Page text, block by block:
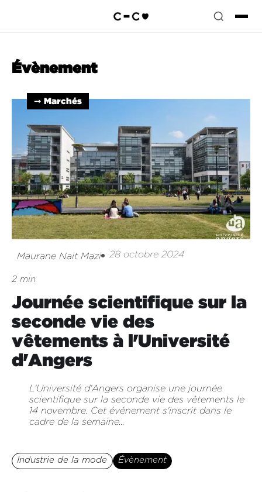
Évènement
➞ Marchés
Maurane Nait Mazi 28 octobre 2024
2 min
Journée scientifique sur la
seconde vie des
vêtements à l'Université
d'Angers
L'Université d'Angers organise une journée
scientifique sur la seconde vie des vêtements le
14 novembre. Cet événement s'inscrit dans le
cadre de la semaine...
Industrie de la mode Évènement